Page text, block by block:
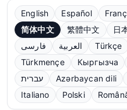
English Español
简体中文
繁體中文 日
فارسی
العربية Türkçe
Türkmençe
Кыргызча
עברית
Azərbaycan dili
Italiano
Polski